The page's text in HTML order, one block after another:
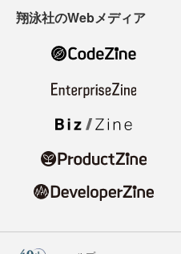
翔泳社のWebメディア